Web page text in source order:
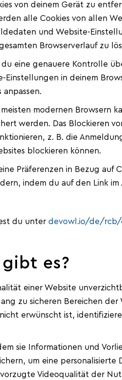
von deinem Gerät zu
alle Cookies von allen
und Website-
Browserverlauf zu
eine genauere Kontrolle
in deinem
meisten modernen Browsern
werden. Das Blockieren
z. B. die
blockieren können.
Präferenzen in Bezug auf
indem du auf den Link
du unter devowl.io/de/rcb/
es?
einer Website
zu sicheren Bereichen der
erwünscht ist,
sie Informationen und
um eine personalisierte
Videoqualität der